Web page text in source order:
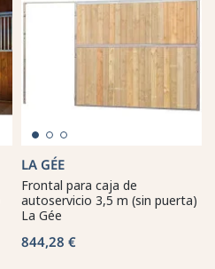
LA GÉE
Frontal para caja de
autoservicio 3,5 m (sin puerta)
La Gée
844,28 €